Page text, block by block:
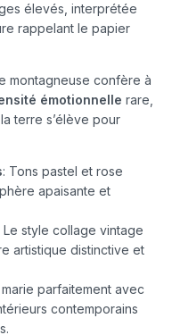
élevés, interprétée
rappelant le papier
montagneuse confère à
émotionnelle rare,
terre s’élève pour
: Tons pastel et rose
apaisante et
Le style collage vintage
artistique distinctive et
marie parfaitement avec
contemporains